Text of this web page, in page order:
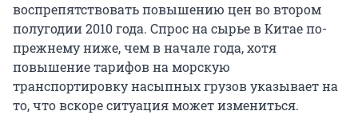
воспрепятствовать повышению цен во втором
полугодии 2010 года. Спрос на сырье в Китае по-
прежнему ниже, чем в начале года, хотя
повышение тарифов на морскую
транспортировку насыпных грузов указывает на
то, что вскоре ситуация может измениться.